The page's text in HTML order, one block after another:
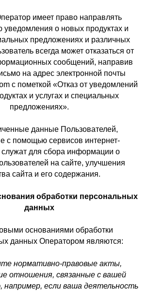
имеет право направлять
уведомления о новых продуктах и
предложениях и различных
всегда может отказаться от
сообщений, направив
на адрес электронной почты
с пометкой «Отказ от уведомлений
и услугах и специальных
предложениях».
данные Пользователей,
с помощью сервисов интернет-
служат для сбора информации о
на сайте, улучшения
сайта и его содержания.
обработки персональных
данных
основаниями обработки
данных Оператором являются:
нормативно-правовые акты,
отношения, связанные с вашей
например, если ваша деятельность